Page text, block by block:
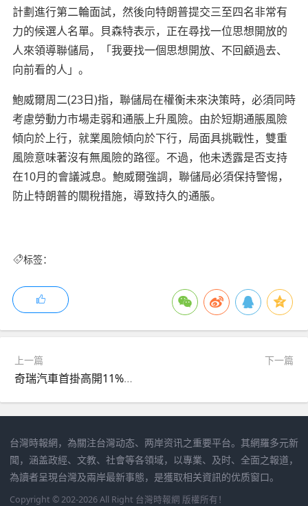
計劃進行第二輪面試，然後向特朗普提交三至四名非常有
力的候選人名單。貝森特表示，正在尋找一位思想開放的
人來領導聯儲局，「我要找一個思想開放、不回顧過去、
向前看的人」。
鮑威爾周二(23日)指，聯儲局在權衡未來決策時，必須同時
考慮勞動力市場走弱和通脹上升風險。由於短期通脹風險
傾向於上行，就業風險傾向於下行，局面具挑戰性，雙重
風險意味著沒有無風險的路徑。不過，他未透露是否支持
在10月的會議減息。鮑威爾強調，聯儲局必須保持警惕，
防止特朗普的關稅措施，導致持久的通脹。
标签：
上一篇
奇瑞汽車首掛高開11%一手賬賺345元 由200手才穩中
下一篇
台灣時報網，為關注台灣动态、两岸资讯之重要平台。其網羅多元新
聞，涵盖政經、文教、社會等各領域，以專業、及时、全面之報道，
為讀者呈現台灣及兩岸最新事態，是獲取相关資訊的优质窗口。
Copyright © 202-2026 All Right 台灣時報網 版權所有！